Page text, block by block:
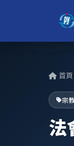
首頁
宗
法